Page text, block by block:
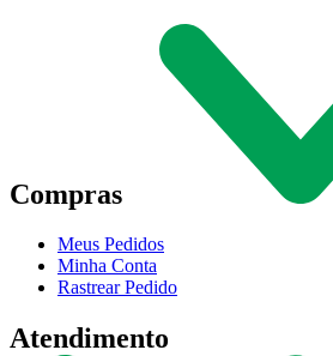
Compras
Meus Pedidos
Minha Conta
Rastrear Pedido
Atendimento